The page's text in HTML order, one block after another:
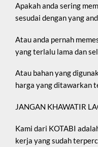
Apakah anda sering
sesudai dengan yang
Atau anda pernah
yang terlalu lama dan
Atau bahan yang
harga yang ditawarkan
JANGAN KHAWATIR
Kami dari KOTABI
kerja yang sudah